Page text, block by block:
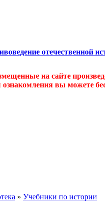
отечественной
на сайте
ознакомления вы можете
» Учебники по истории